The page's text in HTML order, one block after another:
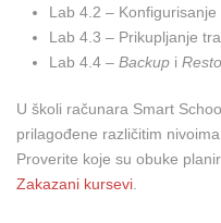
Lab 4.2 –
Lab 4.3 – Prikupljanje
Lab 4.4 – Backup i
U školi računara Smart
prilagođene različitim nivoima
Proverite koje su obuke
Zakazani kursevi